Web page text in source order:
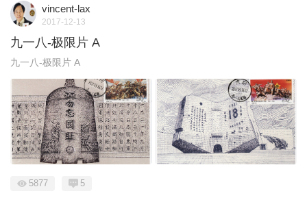
vincent-lax
2017-12-13
九一八-极限片 A
九一八-极限片 A
5877 5